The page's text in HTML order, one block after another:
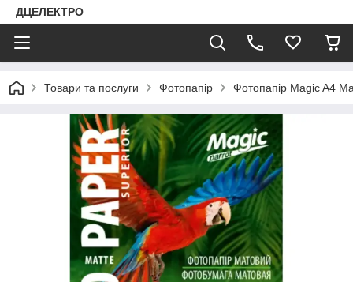
ДЦЕЛЕКТРО
Товари та послуги Фотопапір Фотопапір Magic A4